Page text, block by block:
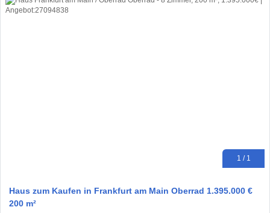
1 / 1
Haus zum Kaufen in Frankfurt am Main Oberrad 1.395.000 €
200 m²